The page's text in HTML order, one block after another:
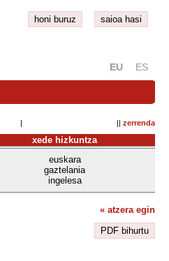
honi buruz saioa hasi
EU ES
| || zerrenda
xede hizkuntza
euskara
gaztelania
ingelesa
« atzera egin
PDF bihurtu